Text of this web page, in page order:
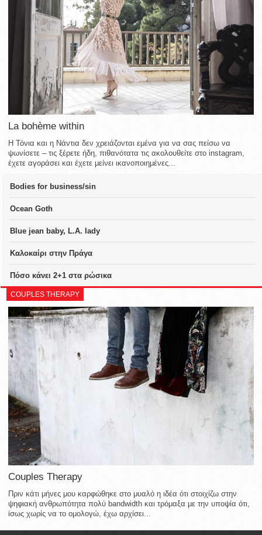
La bohème within
Η Τόνια και η Νάντια δεν χρειάζονται εμένα για να σας πείσω να
ψωνίσετε – τις ξέρετε ήδη, πιθανότατα τις ακολουθείτε στο instagram,
έχετε αγοράσει και έχετε μείνει ικανοποιημένες...
Bodies for business/sin
Ocean Goth
Blue jean baby, L.A. lady
Καλοκαίρι στην Πράγα
Πόσο κάνει 2+1 στα ρώσικα
COUPLES THERAPY
Couples Therapy
Πριν κάτι μήνες μου καρφώθηκε στο μυαλό η ιδέα ότι στοιχίζω στην
ψηφιακή ανθρωπότητα πολύ bandwidth και τρόμαξα με την υποψία ότι,
ίσως χωρίς να το ομολογώ, έχω αρχίσει...